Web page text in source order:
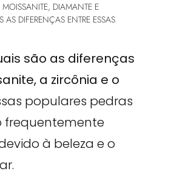
MOISSANITE, DIAMANTE E
DIFERENÇAS ENTRE ESSAS
são as diferenças
a zircônia e o
populares pedras
frequentemente
à beleza e o